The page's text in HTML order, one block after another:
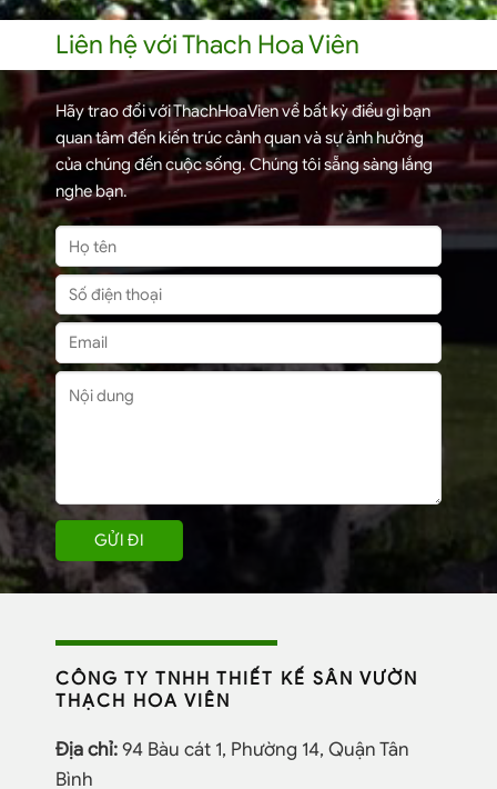
Liên hệ với Thach Hoa Viên
Hãy trao đổi với ThachHoaVien về bất kỳ điều gì bạn
quan tâm đến kiến trúc cảnh quan và sự ảnh hưởng
của chúng đến cuộc sống. Chúng tôi sẵng sàng lắng
nghe bạn.
CÔNG TY TNHH THIẾT KẾ SÂN VƯỜN
THẠCH HOA VIÊN
Địa chỉ:94 Bàu cát 1, Phường 14, Quận Tân
Bình